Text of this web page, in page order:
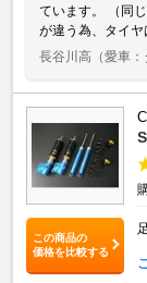
ています。 （同
が違う為、タイヤ
長谷川高 （愛車
この商品の
価格を比較する